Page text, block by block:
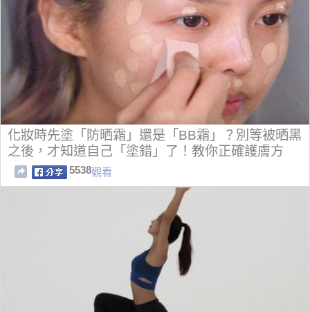
化妝時先塗「防晒霜」還是「BB霜」？別等被晒黑
之後，才知道自己「塗錯」了！教你正確護膚方
法！
5538觀看